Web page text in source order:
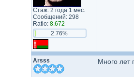
Стаж: 2 года 1 мес.
Сообщений: 298
Ratio: 8.672
2.76%
Arsss Много лет